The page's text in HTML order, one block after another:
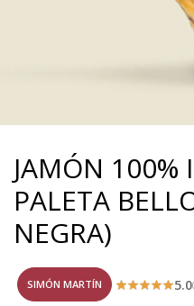
JAMÓN 100%
PALETA
NEGRA)
SIMÓN MARTÍN 5.0